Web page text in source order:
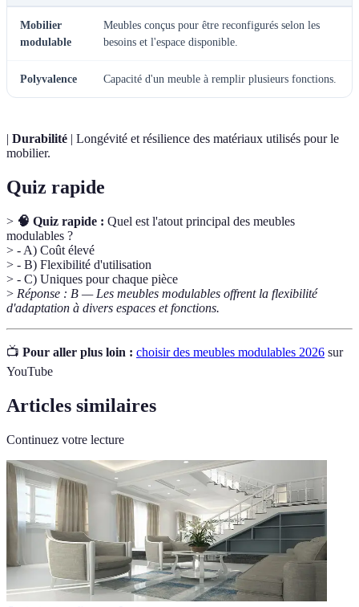
Mobilier
modulable
Meubles conçus pour être reconfigurés selon les
besoins et l'espace disponible.
Polyvalence Capacité d'un meuble à remplir plusieurs fonctions.
| Durabilité | Longévité et résilience des matériaux utilisés pour le
mobilier.
Quiz rapide
> 🧠 Quiz rapide : Quel est l'atout principal des meubles
modulables ?
> - A) Coût élevé
> - B) Flexibilité d'utilisation
> - C) Uniques pour chaque pièce
> Réponse : B — Les meubles modulables offrent la flexibilité
d'adaptation à divers espaces et fonctions.
📺 Pour aller plus loin : choisir des meubles modulables 2026 sur
YouTube
Articles similaires
Continuez votre lecture